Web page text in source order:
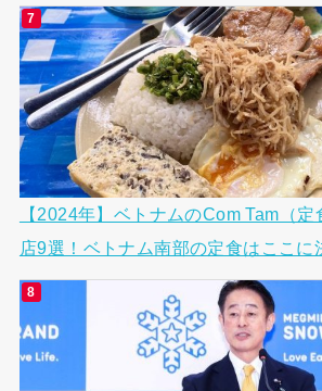
【2024年】ベトナムのCom Tam（
店9選！ベトナム南部の定食はここに